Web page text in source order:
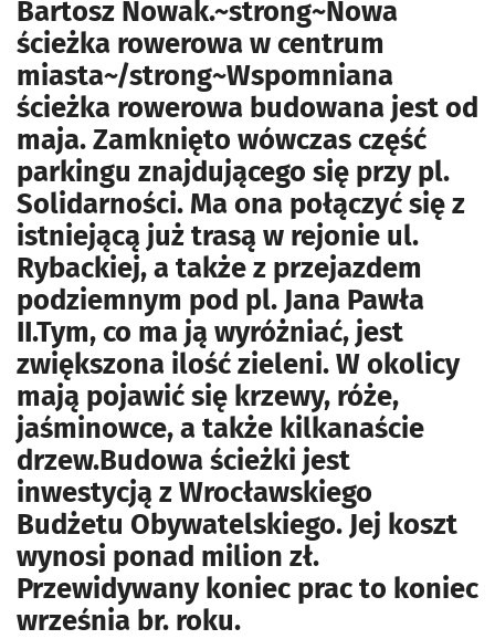
Bartosz Nowak.~strong~Nowa
ścieżka rowerowa w centrum
miasta~/strong~Wspomniana
ścieżka rowerowa budowana jest od
maja. Zamknięto wówczas część
parkingu znajdującego się przy pl.
Solidarności. Ma ona połączyć się z
istniejącą już trasą w rejonie ul.
Rybackiej, a także z przejazdem
podziemnym pod pl. Jana Pawła
II.Tym, co ma ją wyróżniać, jest
zwiększona ilość zieleni. W okolicy
mają pojawić się krzewy, róże,
jaśminowce, a także kilkanaście
drzew.Budowa ścieżki jest
inwestycją z Wrocławskiego
Budżetu Obywatelskiego. Jej koszt
wynosi ponad milion zł.
Przewidywany koniec prac to koniec
września br. roku.